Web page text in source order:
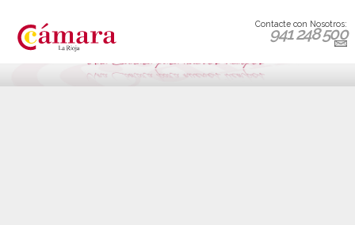
Contacte con Nosotros:
941 248 500